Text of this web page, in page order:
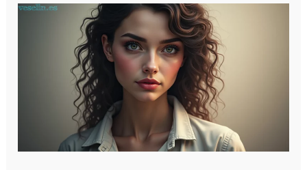
Colapso